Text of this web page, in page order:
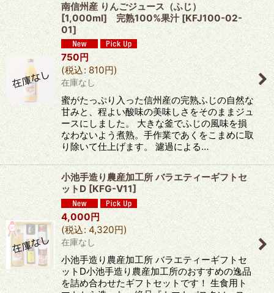
南信州産 りんごジュース（ふじ）
[1,000ml] 完熟100%果汁 [KFJ100-02-
01]
750 円
(税込: 810円)
在庫なし
蜜がたっぷり入った信州産の完熟ふじの自然な
甘みと、程よい酸味の美味しさをそのままジュ
ースにしました。 大きな釜でふじの風味を損
なわないよう煮熟。手作業であくをこまめに取
り除いて仕上げます。 濾過による…
小池手造り農産加工所 バラエティーギフトセ
ットD [KFG-V11]
4,000円
(税込: 4,320円)
在庫なし
小池手造り農産加工所 バラエティーギフトセ
ットD小池手造り農産加工所のおすすめの逸品
を詰め合わせたギフトセットです！ 生食用ト